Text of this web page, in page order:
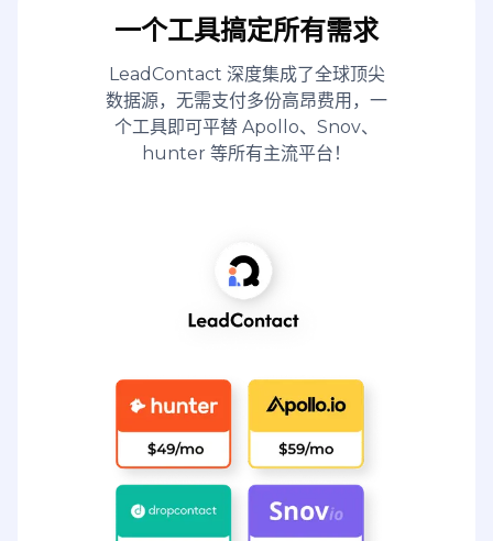
一个工具搞定所有需求
LeadContact 深度集成了全球顶尖
数据源，无需支付多份高昂费用，一
个工具即可平替 Apollo、Snov、
hunter 等所有主流平台！